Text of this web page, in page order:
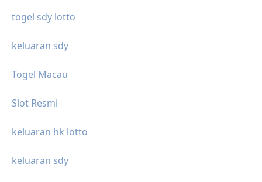
togel sdy lotto
keluaran sdy
Togel Macau
Slot Resmi
keluaran hk lotto
keluaran sdy